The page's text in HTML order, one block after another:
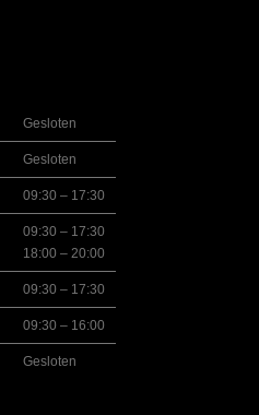
Gesloten
Gesloten
09:30 – 17:30
09:30 – 17:30
18:00 – 20:00
09:30 – 17:30
09:30 – 16:00
Gesloten